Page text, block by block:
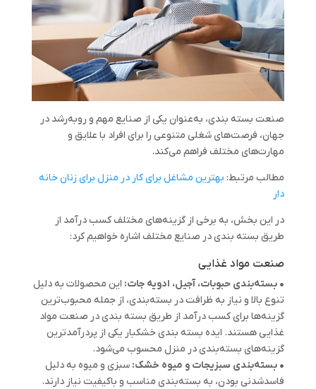
صنعت بسته بندی، به‌عنوان یکی از صنایع مهم و روبه‌رشد در
جهان، فرصت‌های شغلی متنوعی را برای افراد با علایق و
مهارت‌های مختلف فراهم می‌کند.
مطالب مرتبط: بهترین مشاغل برای کار در منزل برای زنان خانه
دار
در این بخش، به برخی از گزینه‌های مختلف کسب درآمد از
طریق بسته بندی در صنایع مختلف اشاره خواهیم کرد:
صنعت مواد غذایی
• بسته‌بندی حبوبات، آجیل، ادویه جات: این محصولات به دلیل
تنوع بالا و نیاز به ظرافت در بسته‌بندی، از جمله محبوب‌ترین
گزینه‌ها برای کسب درآمد از طریق بسته بندی در صنعت مواد
غذایی هستند. ایده بسته بندی خشکبار یکی از پردرآمدترین
گزینه‌های بسته‌بندی در منزل محسوب می‌شود.
• بسته‌بندی سبزیجات و میوه خشک: سبزی و میوه به دلیل
فاسدشدنی بودن، به بسته‌بندی مناسب و باکیفیت نیاز دارند.